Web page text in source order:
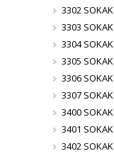
3302 SOKAK
3303 SOKAK
3304 SOKAK
3305 SOKAK
3306 SOKAK
3307 SOKAK
3400 SOKAK
3401 SOKAK
3402 SOKAK